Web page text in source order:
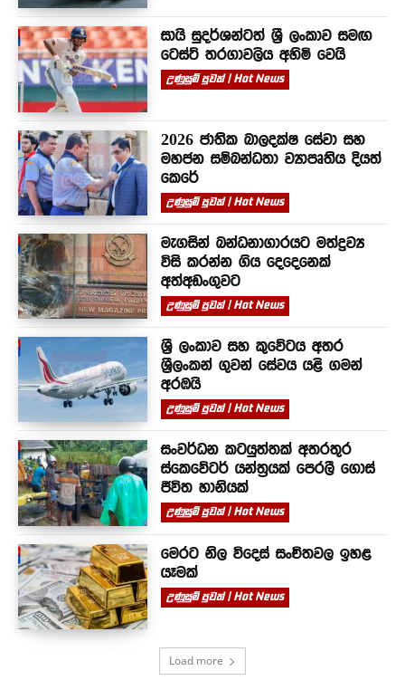
සායි සුදර්ශන්ටත් ශ්‍රී ලංකාව සමඟ
ටෙස්ට් තරගාවලිය අහිමි වෙයි
උණුසුම් පුවත් | Hot News
2026 ජාතික බාලදක්ෂ සේවා සහ
මහජන සම්බන්ධතා ව්‍යාපෘතිය දියත්
කෙරේ
උණුසුම් පුවත් | Hot News
මැගසින් බන්ධනාගාරයට මත්ද්‍රව්‍ය
විසි කරන්න ගිය දෙදෙනෙක්
අත්අඩංගුවට
උණුසුම් පුවත් | Hot News
ශ්‍රී ලංකාව සහ කුවේටය අතර
ශ්‍රීලංකන් ගුවන් සේවය යළි ගමන්
අරඹයි
උණුසුම් පුවත් | Hot News
සංවර්ධන කටයුත්තක් අතරතුර
ස්කෙවේටර් යන්ත්‍රයක් පෙරලී ගොස්
ජීවිත හානියක්
උණුසුම් පුවත් | Hot News
මෙරට නිල විදෙස් සංචිතවල ඉහළ
යෑමක්
උණුසුම් පුවත් | Hot News
Load more